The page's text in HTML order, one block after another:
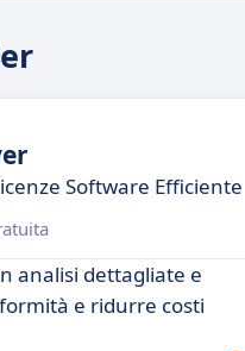
Software Efficiente
analisi dettagliate e
e ridurre costi